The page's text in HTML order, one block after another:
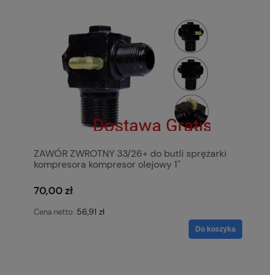
ZAWÓR ZWROTNY 33/26+ do butli sprężarki
kompresora kompresor olejowy 1''
70,00 zł
Cena netto: 56,91 zł
Do koszyka